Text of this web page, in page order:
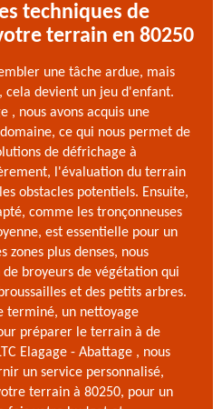
techniques de
terrain en 80250
une tâche ardue, mais
cela devient un jeu d'enfant.
, nous avons acquis une
ce qui nous permet de
de défrichage à
l'évaluation du terrain
obstacles potentiels. Ensuite,
comme les tronçonneuses
est essentielle pour un
zones plus denses, nous
broyeurs de végétation qui
et des petits arbres.
terminé, un nettoyage
préparer le terrain à de
Elagage - Abattage , nous
un service personnalisé,
terrain à 80250, pour un